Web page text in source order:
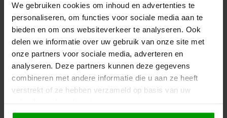
We gebruiken cookies om inhoud en advertenties te
personaliseren, om functies voor sociale media aan te
bieden en om ons websiteverkeer te analyseren. Ook
delen we informatie over uw gebruik van onze site met
onze partners voor sociale media, adverteren en
analyseren. Deze partners kunnen deze gegevens
combineren met andere informatie die u aan ze heeft
verstrekt of ze hebben verzameld op basis van uw
Vegan
Zoute Bommen van
Salmiak Staafjes van
125g
250g 500g 1000g